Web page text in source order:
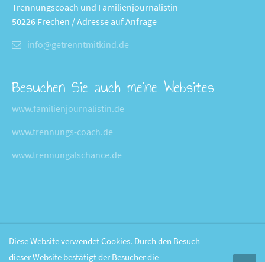
Trennungscoach und Familienjournalistin
50226 Frechen / Adresse auf Anfrage
info@getrenntmitkind.de
Besuchen Sie auch meine Websites
www.familienjournalistin.de
www.trennungs-coach.de
www.trennungalschance.de
Diese Website verwendet Cookies. Durch den Besuch
dieser Website bestätigt der Besucher die